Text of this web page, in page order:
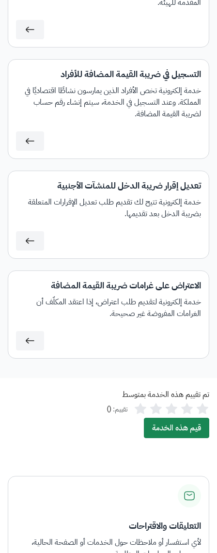
المقدمة للهيئة.
التسجيل في ضريبة القيمة المضافة للأفراد
خدمة إلكترونية تخص الأفراد الذين يمارسون نشاطًا اقتصاديًا في
المملكة. وعند التسجيل في الخدمة، سيتم إنشاء رقم حساب
لضريبة القيمة المضافة.
تعديل إقرار ضريبة الدخل للمنشآت الأجنبية
خدمة إلكترونية تتيح لك تقديم طلب تعديل الإقرارات المتعلقة
بضريبة الدخل بعد تقديمها.
الاعتراض على غرامات ضريبة القيمة المضافة
خدمة إلكترونية لتقديم طلب اعتراض، إذا اعتقد المكلَّف أن
الغرامات المفروضة غير صحيحة.
تم تقييم هذه الخدمة بمتوسط
تقييم: (
)
قيم هذه الخدمة
التعليقات والاقتراحات
لأي استفسار أو ملاحظات حول الخدمات أو الصفحة الحالية،